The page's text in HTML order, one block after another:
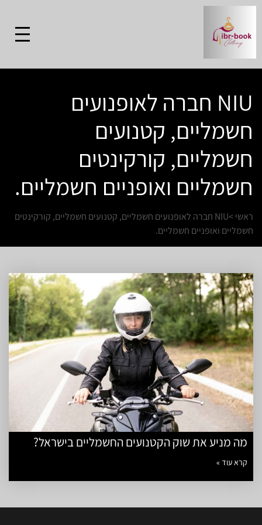
NIU חברה לאופנועים
חשמליים, קטנועים
חשמליים, קורקינטים
חשמליים ואופניים חשמליים.
ראשי >
NIU חברה לאופנועים חשמליים, קטנועים חשמליים, קורקינטים
חשמליים ואופניים חשמליים.
מה מניע את שוק הקטנועים החשמליים בישראל?
קרא עוד »